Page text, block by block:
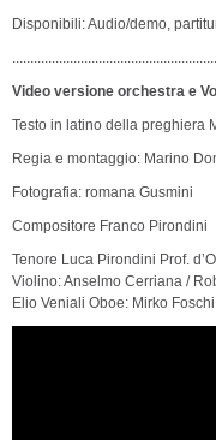
Disponibili: Audio/demo,
Video versione orchestra e
Testo in latino della preghiera
Regia e montaggio: Marino
Fotografia: romana Gusmini
Compositore Franco Pirondini
Tenore Luca Pirondini Prof.
Violino: Anselmo Cerriana /
Elio Veniali Oboe: Mirko Foschi